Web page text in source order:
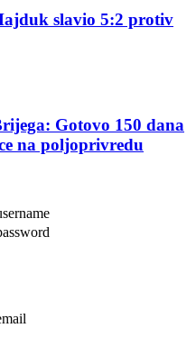
slavio 5:2 protiv
Gotovo 150 dana
na poljoprivredu